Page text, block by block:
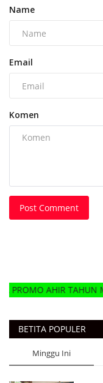
Name
Email
Komen
Post Comment
TAHUN MOBIL
BETITA POPULER
Minggu Ini